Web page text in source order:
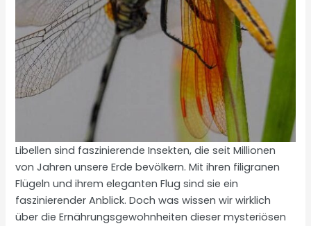
Libellen sind faszinierende Insekten, die seit Millionen
von Jahren unsere Erde bevölkern. Mit ihren filigranen
Flügeln und ihrem eleganten Flug sind sie ein
faszinierender Anblick. Doch was wissen wir wirklich
über die Ernährungsgewohnheiten dieser mysteriösen